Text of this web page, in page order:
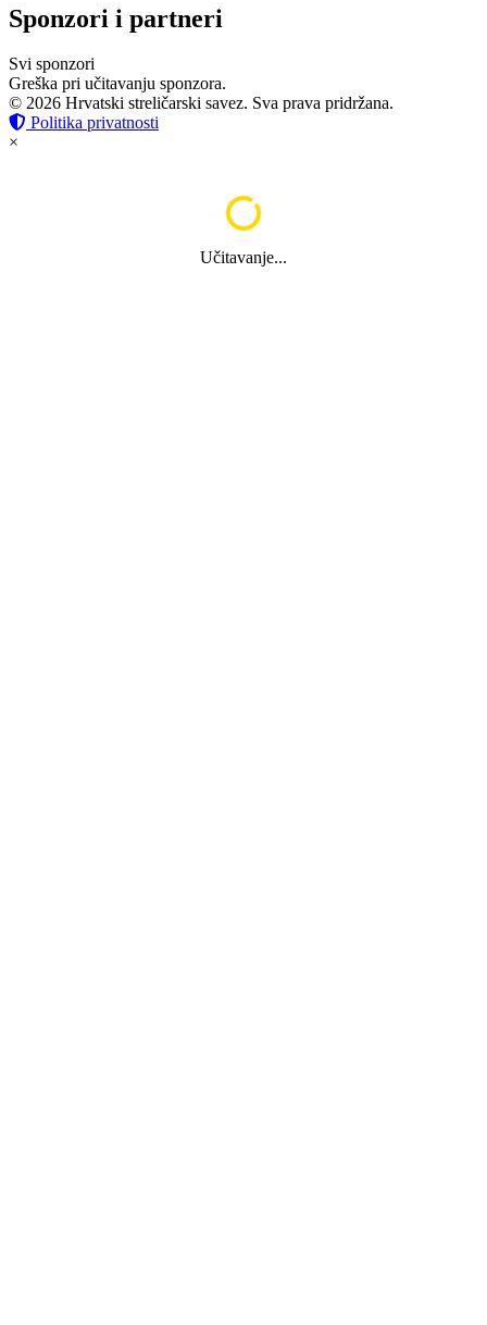
Sponzori i partneri
Svi sponzori
Greška pri učitavanju sponzora.
© 2026 Hrvatski streličarski savez. Sva prava pridržana.
Politika privatnosti
×
Učitavanje...